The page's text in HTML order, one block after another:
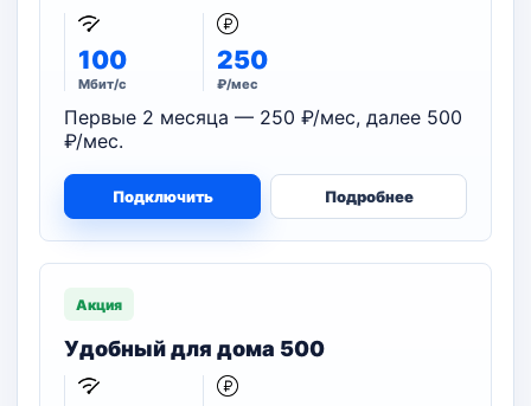
100
Мбит/с
250
₽/мес
Первые 2 месяца — 250 ₽/мес, далее 500
₽/мес.
Подключить Подробнее
Акция
Удобный для дома 500